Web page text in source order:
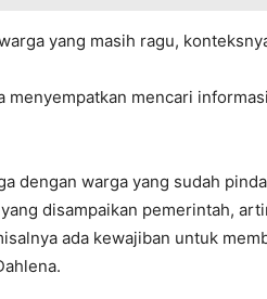
yang masih ragu,
menyempatkan mencari
dengan warga yang sudah
disampaikan pemerintah,
ada kewajiban untuk